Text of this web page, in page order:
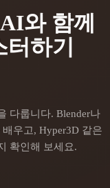
텍스트를 3D로
텍스트 프롬프트를 3D 오브
젝트로 — 즉시 변환.
와 함께
하기
다룹니다. Blender나
우고, Hyper3D 같은
확인해 보세요.